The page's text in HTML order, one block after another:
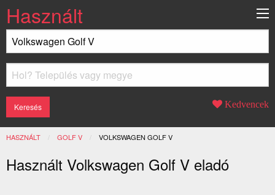
Használt
Kedvencek
HASZNÁLT GOLF V JELENLEGI:
VOLKSWAGEN GOLF V
Használt Volkswagen Golf V eladó